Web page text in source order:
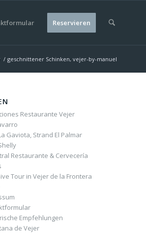
Reservieren
/ geschnittener Schinken, vejer-by-manuel
Restaurante Vejer
Gaviota, Strand El Palmar
Restaurante & Cervecería
Tour in Vejer de la Frontera
Empfehlungen
de Vejer